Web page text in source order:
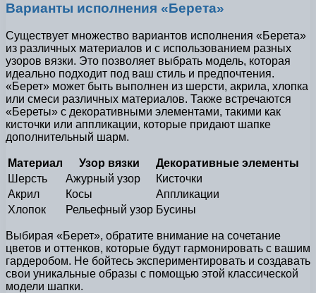
Варианты исполнения «Берета»
Существует множество вариантов исполнения «Берета»
из различных материалов и с использованием разных
узоров вязки. Это позволяет выбрать модель, которая
идеально подходит под ваш стиль и предпочтения.
«Берет» может быть выполнен из шерсти, акрила, хлопка
или смеси различных материалов. Также встречаются
«Береты» с декоративными элементами, такими как
кисточки или аппликации, которые придают шапке
дополнительный шарм.
Материал Узор вязки
Декоративные элементы
Шерсть
Ажурный узор
Кисточки
Акрил
Косы
Аппликации
Хлопок
Рельефный узор Бусины
Выбирая «Берет», обратите внимание на сочетание
цветов и оттенков, которые будут гармонировать с вашим
гардеробом. Не бойтесь экспериментировать и создавать
свои уникальные образы с помощью этой классической
модели шапки.